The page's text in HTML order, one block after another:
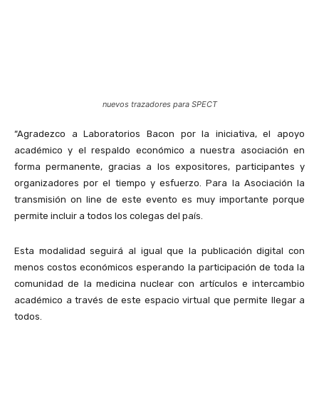
nuevos trazadores para SPECT
“Agradezco a Laboratorios Bacon por la iniciativa, el apoyo
académico y el respaldo económico a nuestra asociación en
forma permanente, gracias a los expositores, participantes y
organizadores por el tiempo y esfuerzo. Para la Asociación la
transmisión on line de este evento es muy importante porque
permite incluir a todos los colegas del país.
Esta modalidad seguirá al igual que la publicación digital con
menos costos económicos esperando la participación de toda la
comunidad de la medicina nuclear con artículos e intercambio
académico a través de este espacio virtual que permite llegar a
todos.